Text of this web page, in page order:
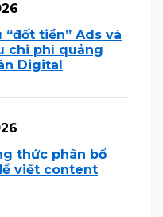
“đốt tiền” Ads và
chi phí quảng
Digital
thức phân bổ
viết content